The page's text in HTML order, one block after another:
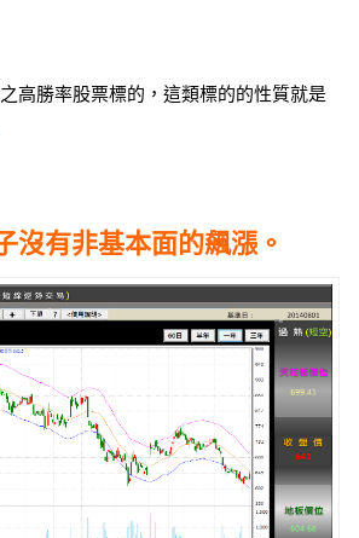
高勝率股票標的，這類標的的性質就是
沒有非基本面的飆漲。